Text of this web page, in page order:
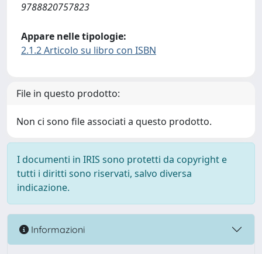
9788820757823
Appare nelle tipologie:
2.1.2 Articolo su libro con ISBN
File in questo prodotto:
Non ci sono file associati a questo prodotto.
I documenti in IRIS sono protetti da copyright e
tutti i diritti sono riservati, salvo diversa
indicazione.
Informazioni